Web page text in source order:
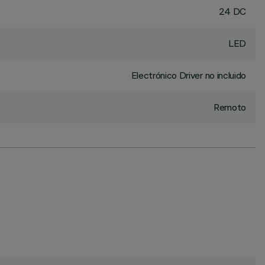
24 DC
LED
Electrónico Driver no incluido
Remoto